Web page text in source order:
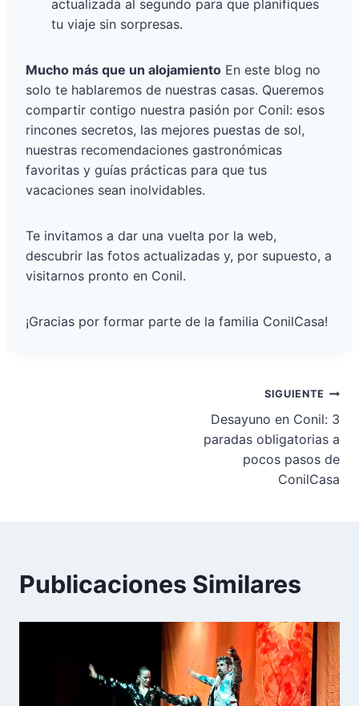
actualizada al segundo para que planifiques
tu viaje sin sorpresas.
Mucho más que un alojamiento En este blog no
solo te hablaremos de nuestras casas. Queremos
compartir contigo nuestra pasión por Conil: esos
rincones secretos, las mejores puestas de sol,
nuestras recomendaciones gastronómicas
favoritas y guías prácticas para que tus
vacaciones sean inolvidables.
Te invitamos a dar una vuelta por la web,
descubrir las fotos actualizadas y, por supuesto, a
visitarnos pronto en Conil.
¡Gracias por formar parte de la familia ConilCasa!
SIGUIENTE
Desayuno en Conil: 3
paradas obligatorias a
pocos pasos de
ConilCasa
Publicaciones Similares